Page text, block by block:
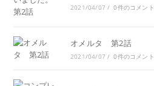
2021/04/07 / 0件のコメント
オメルタ 第2話
2021/04/07 / 0件のコメント